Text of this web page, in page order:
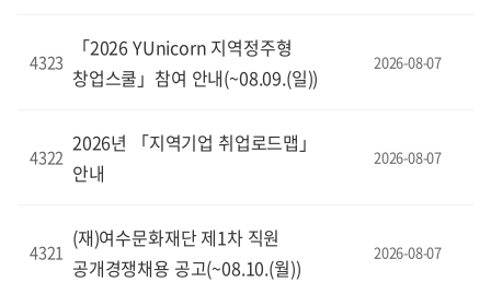
4323
「2026 YUnicorn 지역정주형
창업스쿨」참여 안내(~08.09.(일))
2026-08-07
4322
2026년 「지역기업 취업로드맵」
안내
2026-08-07
4321
(재)여수문화재단 제1차 직원
공개경쟁채용 공고(~08.10.(월))
2026-08-07